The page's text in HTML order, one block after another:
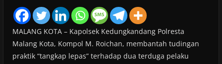
MALANG KOTA – Kapolsek Kedungkandang Polresta
Malang Kota, Kompol M. Roichan, membantah tudingan
praktik “tangkap lepas” terhadap dua terduga pelaku